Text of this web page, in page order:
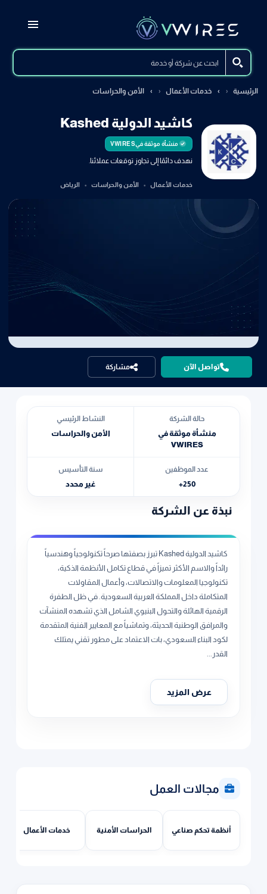
الرئيسية خدمات الأعمال الأمن والحراسات
كاشيد الدولية Kashed
منشأة موثقة فيVWIRES
نهدف دائمًا إلى تجاوز توقعات عملائنا.
خدمات الأعمال الأمن والحراسات الرياض
تواصل الآن مشاركة
حالة الشركة
منشأة موثقة في
VWIRES
النشاط الرئيسي
الأمن والحراسات
عدد الموظفين
250+
سنة التأسيس
غير محدد
نبذة عن الشركة
كاشيد الدولية Kashed تبرز بصفتها صرحاً تكنولوجياً وهندسياً
رائداً والاسم الأكثر تميزاً في قطاع تكامل الأنظمة الذكية،
تكنولوجيا المعلومات والاتصالات، وأعمال المقاولات
المتكاملة داخل المملكة العربية السعودية. في ظل الطفرة
الرقمية الهائلة والتحول البنيوي الشامل الذي تشهده المنشآت
والمرافق الوطنية الحديثة، وتماشياً مع المعايير الفنية المتقدمة
لكود البناء السعودي، بات الاعتماد على مطور تقني يمتلك
القدر...
عرض المزيد
مجالات العمل
أنظمة تحكم صناعي الحراسات الأمنية خدمات الأعمال